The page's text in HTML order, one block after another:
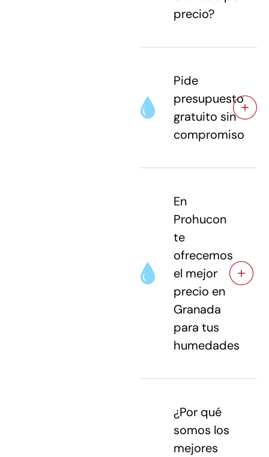
precio?
Pide
presupuesto
gratuito sin
compromiso
En
Prohucon
te
ofrecemos
el mejor
precio en
Granada
para tus
humedades
¿Por qué
somos los
mejores